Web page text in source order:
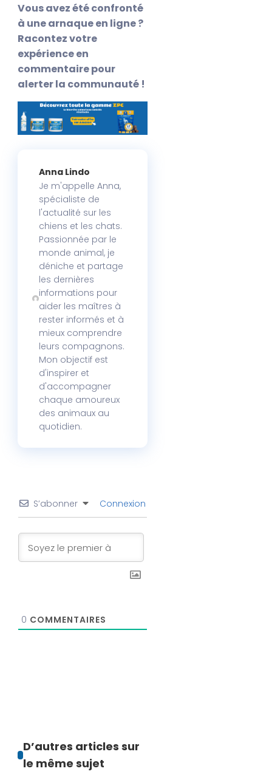
Vous avez été confronté
à une arnaque en ligne ?
Racontez votre
expérience en
commentaire pour
alerter la communauté !
Anna Lindo
Je m'appelle Anna,
spécialiste de
l'actualité sur les
chiens et les chats.
Passionnée par le
monde animal, je
déniche et partage
les dernières
informations pour
aider les maîtres à
rester informés et à
mieux comprendre
leurs compagnons.
Mon objectif est
d'inspirer et
d'accompagner
chaque amoureux
des animaux au
quotidien.
S’abonner Connexion
0 COMMENTAIRES
D’autres articles sur
le même sujet